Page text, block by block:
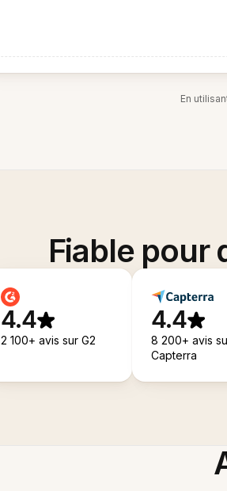
En
Fiable pour
4.4
2 100+ avis sur G2
4.4
8 200+ avis
Capterra